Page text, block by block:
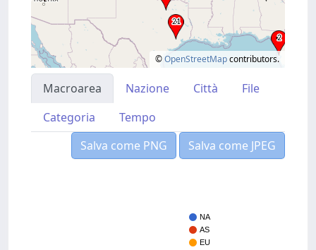
©OpenStreetMapcontributors.
Macroarea Nazione Città
File
Categoria
Tempo
Salva come PNG
Salva come JPEG
NA
AS
EU